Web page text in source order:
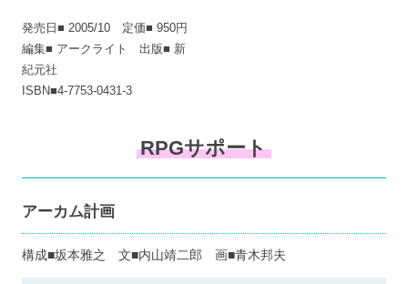
発売日■ 2005/10 定価■ 950円
編集■ アークライト 出版■ 新
紀元社
ISBN■4-7753-0431-3
RPGサポート
アーカム計画
構成■坂本雅之 文■内山靖二郎 画■青木邦夫